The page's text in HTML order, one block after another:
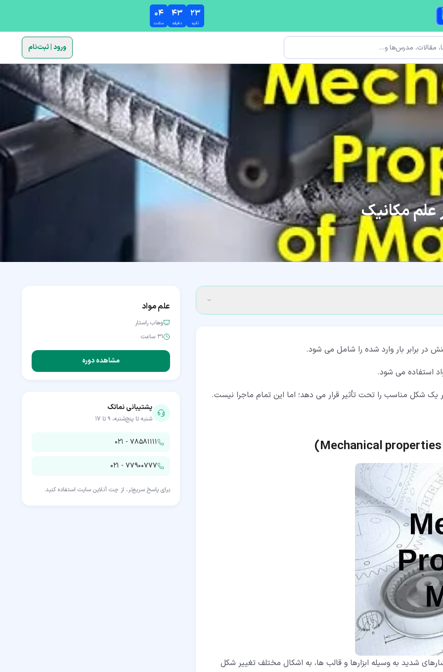
۰۴
ساعت
۴۳
دقیقه
۲۲
ثانیه
ورود | ثبت‌نام
برابر بار وارد شده را شامل می شود.
استفاده می شود.
یک شکل مناسب را تحت تأثیر قرار می دهد؛ اما این تمام ماجرا نیست.
Mechanical
)
شدید به وسیله ابزارها و قالب ها، به اشکال مختلف تغییر شکل
علم مواد
وهاب راستار
۳۱ ساعت
مشاهده دوره
پشتیبانی نماتک
شنبه تا پنج‌شنبه، ۹ تا ۱۷
۰۲۱ - ۷۸۵۸۱۱۱۱
۰۲۱ - ۷۷۹۰۰۷۷۷
برای پاسخ سریع‌تر، از چت آنلاین سایت استفاده کنید.